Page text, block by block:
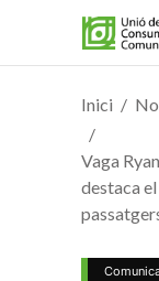
Inici
Vaga
destaca